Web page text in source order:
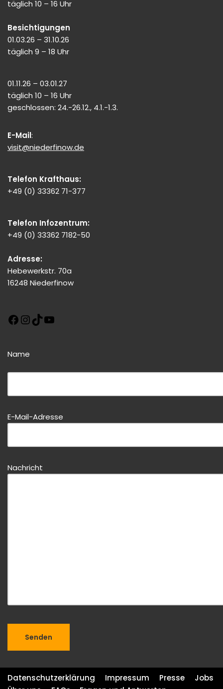
täglich 10 – 16 Uhr
Besichtigungen
01.03.26 – 31.10.26
täglich 9 – 18 Uhr
01.11.26 – 03.01.27
täglich 10 – 16 Uhr
geschlossen: 24.-26.12., 4.1.-1.3.
E-Mail:
visit@niederfinow.de
Telefon Krafthaus:
+49 (0) 33362 71-377
Telefon Infozentrum:
+49 (0) 33362 7182-50
Adresse:
Hebewerkstr. 70a
16248 Niederfinow
Name
Bitte dieses Feld leer lassen!
E-Mail-Adresse
Nachricht
Datenschutzerklärung Impressum Presse
Jobs